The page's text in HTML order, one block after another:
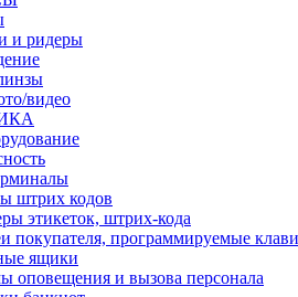
и ридеры
видео
штрих кодов
этикеток, штрих-кода
покупателя, программируемые
ящики
оповещения и вызова персонала